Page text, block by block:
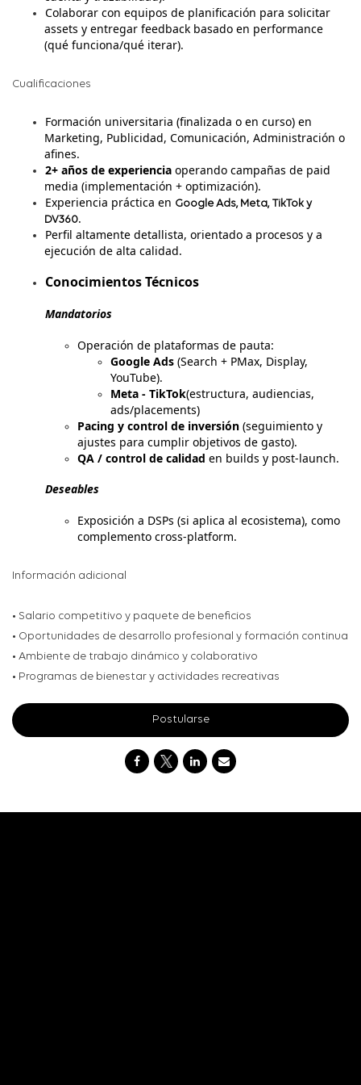
Colaborar con equipos de planificación para solicitar
assets y entregar feedback basado en performance
(qué funciona/qué iterar).
Cualificaciones
Formación universitaria (finalizada o en curso) en
Marketing, Publicidad, Comunicación, Administración o
afines.
2+ años de experienciaoperando campañas de paid
media (implementación + optimización).
Experiencia práctica en Google Ads, Meta, TikTok y
DV360.
Perfil altamente detallista, orientado a procesos y a
ejecución de alta calidad.
Conocimientos Técnicos
Mandatorios
Operación de plataformas de pauta:
Google Ads (Search + PMax, Display,
YouTube).
Meta - TikTok(estructura, audiencias,
ads/placements)
Pacing y control de inversión (seguimiento y
ajustes para cumplir objetivos de gasto).
QA / control de calidad en builds y post‑launch.
Deseables
Exposición a DSPs (si aplica al ecosistema), como
complemento cross‑platform.
Información adicional
• Salario competitivo y paquete de beneficios
• Oportunidades de desarrollo profesional y formación continua
• Ambiente de trabajo dinámico y colaborativo
• Programas de bienestar y actividades recreativas
Postularse